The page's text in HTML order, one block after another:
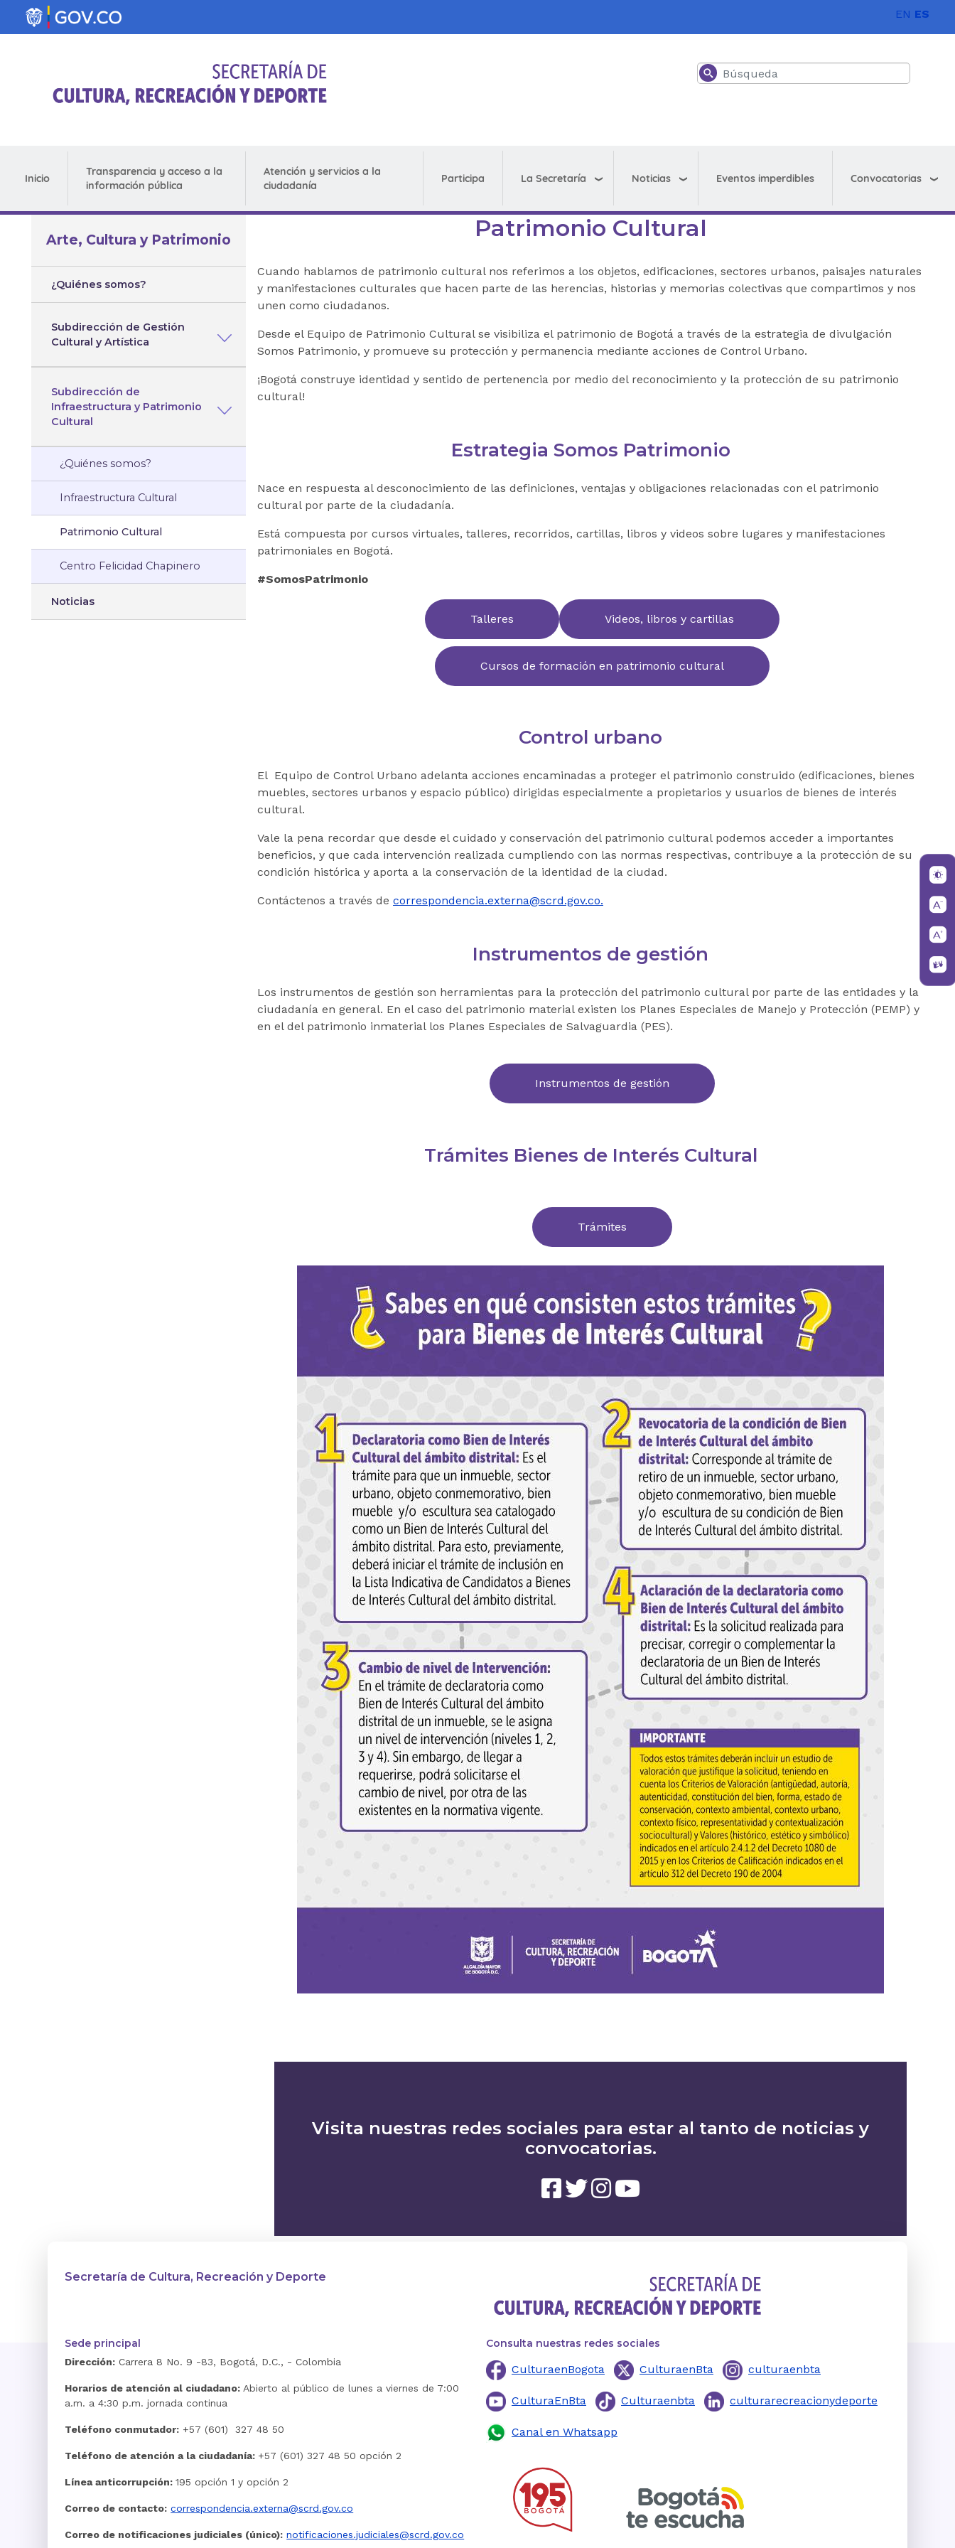
Pasar al contenido principal EN ES
Buscar
Inicio
Transparencia y acceso a la
información pública
Atención y servicios a la
ciudadanía
Participa La Secretaría Noticias Eventos imperdibles Convocatorias
Arte, Cultura y Patrimonio
¿Quiénes somos?
Subdirección de Gestión
Cultural y Artística
Subdirección de
Infraestructura y Patrimonio
Cultural
¿Quiénes somos?
Infraestructura Cultural
Patrimonio Cultural
Centro Felicidad Chapinero
Noticias
Patrimonio Cultural
Cuando hablamos de patrimonio cultural nos referimos a los objetos, edificaciones, sectores urbanos, paisajes naturales
y manifestaciones culturales que hacen parte de las herencias, historias y memorias colectivas que compartimos y nos
unen como ciudadanos.
Desde el Equipo de Patrimonio Cultural se visibiliza el patrimonio de Bogotá a través de la estrategia de divulgación
Somos Patrimonio, y promueve su protección y permanencia mediante acciones de Control Urbano.
¡Bogotá construye identidad y sentido de pertenencia por medio del reconocimiento y la protección de su patrimonio
cultural!
Estrategia Somos Patrimonio
Nace en respuesta al desconocimiento de las definiciones, ventajas y obligaciones relacionadas con el patrimonio
cultural por parte de la ciudadanía.
Está compuesta por cursos virtuales, talleres, recorridos, cartillas, libros y videos sobre lugares y manifestaciones
patrimoniales en Bogotá.
#SomosPatrimonio
Talleres Videos, libros y cartillas
Cursos de formación en patrimonio cultural
Control urbano
El Equipo de Control Urbano adelanta acciones encaminadas a proteger el patrimonio construido (edificaciones, bienes
muebles, sectores urbanos y espacio público) dirigidas especialmente a propietarios y usuarios de bienes de interés
cultural.
Vale la pena recordar que desde el cuidado y conservación del patrimonio cultural podemos acceder a importantes
beneficios, y que cada intervención realizada cumpliendo con las normas respectivas, contribuye a la protección de su
condición histórica y aporta a la conservación de la identidad de la ciudad.
Contáctenos a través de correspondencia.externa@scrd.gov.co.
Instrumentos de gestión
Los instrumentos de gestión son herramientas para la protección del patrimonio cultural por parte de las entidades y la
ciudadanía en general. En el caso del patrimonio material existen los Planes Especiales de Manejo y Protección (PEMP) y
en el del patrimonio inmaterial los Planes Especiales de Salvaguardia (PES).
Instrumentos de gestión
Trámites Bienes de Interés Cultural
Trámites
Visita nuestras redes sociales para estar al tanto de noticias y
convocatorias.
Secretaría de Cultura, Recreación y Deporte
Sede principal
Dirección: Carrera 8 No. 9 -83, Bogotá, D.C., - Colombia
Horarios de atención al ciudadano:Abierto al público de lunes a viernes de 7:00
a.m. a 4:30 p.m. jornada continua
Teléfono conmutador: +57 (601) 327 48 50
Teléfono de atención a la ciudadanía: +57 (601) 327 48 50 opción 2
Línea anticorrupción:195 opción 1 y opción 2
Correo de contacto: correspondencia.externa@scrd.gov.co
Correo de notificaciones judiciales (único): notificaciones.judiciales@scrd.gov.co
Consulta nuestras redes sociales
CulturaenBogota CulturaenBta culturaenbta
CulturaEnBta Culturaenbta culturarecreacionydeporte
Canal en Whatsapp